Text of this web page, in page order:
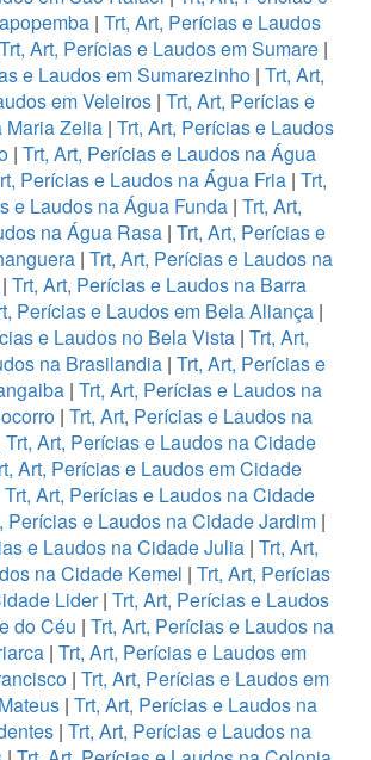
| Trt, Art, Perícias e Laudos
Trt, Art, Perícias e Laudos em Sumare |
e Laudos em Sumarezinho| Trt, Art,
em Veleiros| Trt, Art, Perícias e
Maria Zelia| Trt, Art, Perícias e Laudos
| Trt, Art, Perícias e Laudos na Água
Perícias e Laudos na Água Fria | Trt,
e Laudos na Água Funda| Trt, Art,
na Água Rasa | Trt, Art, Perícias e
| Trt, Art, Perícias e Laudos na
| Trt, Art, Perícias e Laudos na Barra
Perícias e Laudos em Bela Aliança |
e Laudos no Bela Vista| Trt, Art,
na Brasilandia | Trt, Art, Perícias e
| Trt, Art, Perícias e Laudos na
| Trt, Art, Perícias e Laudos na
Trt, Art, Perícias e Laudos na Cidade
Art, Perícias e Laudos em Cidade
Trt, Art, Perícias e Laudos na Cidade
Perícias e Laudos na Cidade Jardim|
e Laudos na Cidade Julia | Trt, Art,
na Cidade Kemel | Trt, Art, Perícias
Lider| Trt, Art, Perícias e Laudos
do Céu | Trt, Art, Perícias e Laudos na
| Trt, Art, Perícias e Laudos em
| Trt, Art, Perícias e Laudos em
| Trt, Art, Perícias e Laudos na
| Trt, Art, Perícias e Laudos na